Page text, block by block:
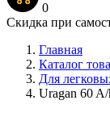
0
Скидка при
Главная
Каталог
Для
Uragan 60